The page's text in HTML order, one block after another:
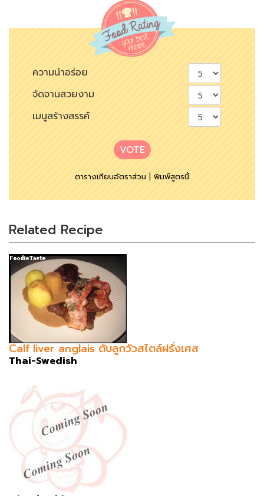
ความน่าอร่อย
จัดจานสวยงาม
เมนูสร้างสรรค์
VOTE
ตารางเทียบอัตราส่วน|พิมพ์สูตรนี้
Related Recipe
Calf liver anglais ตับลูกวัวสไตล์ฝรั่งเศส
Thai-Swedish